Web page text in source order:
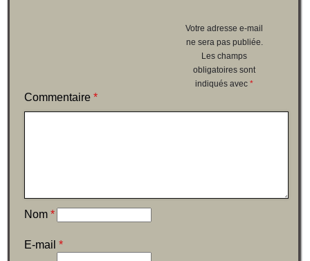
Votre adresse e-mail
ne sera pas publiée.
Les champs
obligatoires sont
indiqués avec*
Commentaire *
Nom *
E-mail *